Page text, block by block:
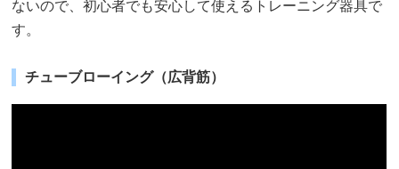
ないので、初心者でも安心して使えるトレーニング器具で
す。
チューブローイング（広背筋）